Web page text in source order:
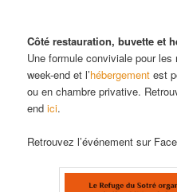
Côté restauration, buvette et
Une formule conviviale pour
week-end et l’hébergement est
ou en chambre privative.
endici.
Retrouvez l’événement sur